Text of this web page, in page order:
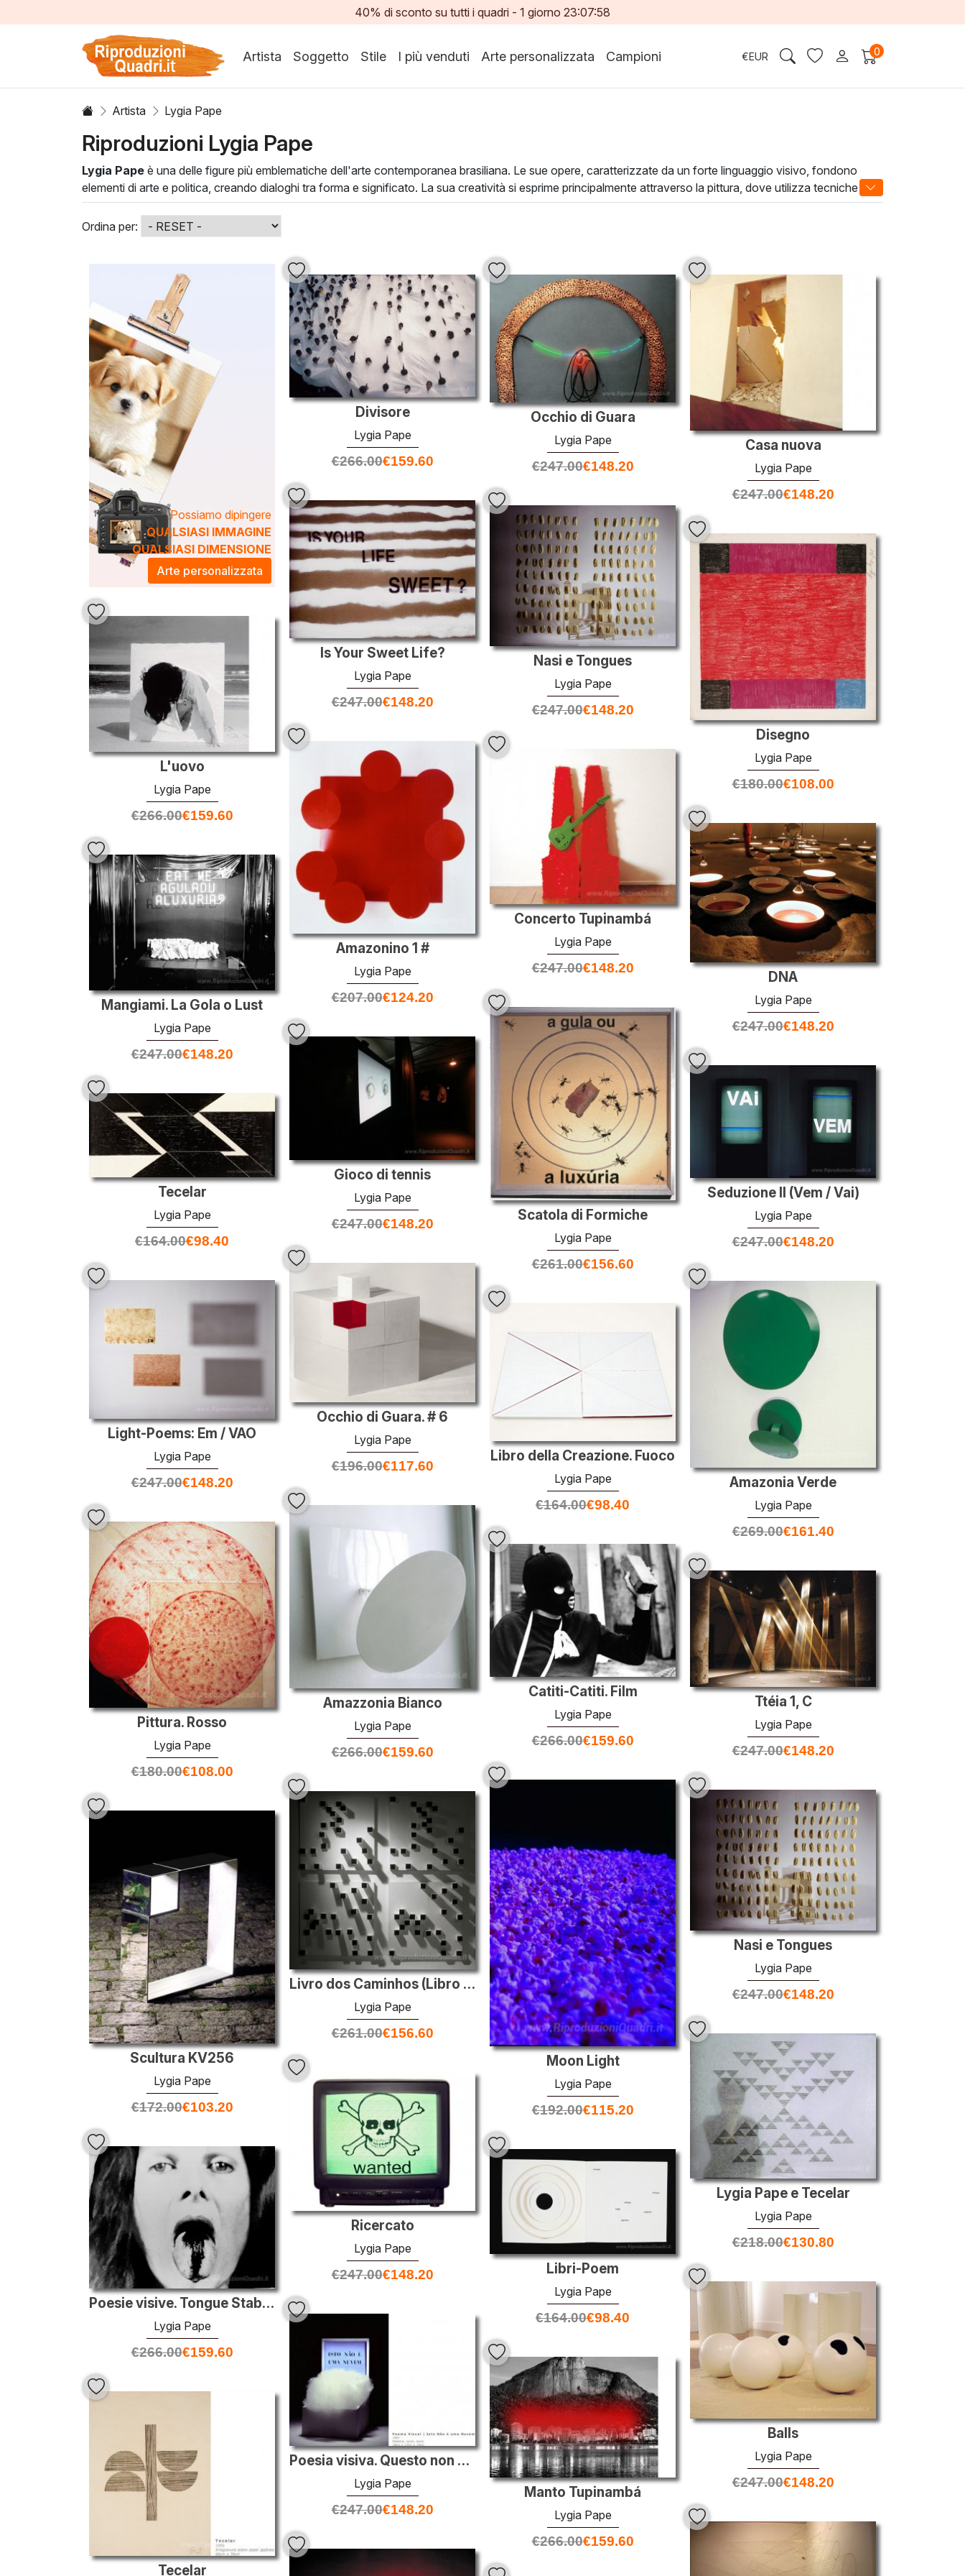
40% di sconto su tutti i quadri - 1 giorno 23:07:56
Artista Soggetto Stile I più venduti Arte personalizzata Campioni €EUR 0
Artista Lygia Pape
Riproduzioni Lygia Pape
Lygia Pape è una delle figure più emblematiche dell'arte contemporanea brasiliana. Le sue opere, caratterizzate da un forte linguaggio visivo, fondono
elementi di arte e politica, creando dialoghi tra forma e significato. La sua creatività si esprime principalmente attraverso la pittura, dove utilizza tecniche
innovative e materiali non convenzionali, rendendo ogni opera un'esperienza sensoriale unica.
Lepitture di Lygia Pape
sono capaci di trasformare qualsiasi spazio, infondendo un'atmosfera di intimità e riflessione. La sua estetica dinamica non solo
arricchisce l'ambiente, ma invita anche gli osservatori a esplorare tematiche profonde legate all'identità e alla cultura. Scopri come queste straordinarie
opere possono dare vita, personalità e un tocco di avanguardia al tuo ambiente.
Ordina per:
Possiamo dipingere
QUALSIASI IMMAGINE
QUALSIASI DIMENSIONE
Arte personalizzata
Divisore
Lygia Pape
€266.00€159.60
Occhio di Guara
Lygia Pape
€247.00€148.20
Casa nuova
Lygia Pape
€247.00€148.20
Is Your Sweet Life?
Lygia Pape
€247.00€148.20
Nasi e Tongues
Lygia Pape
€247.00€148.20
Disegno
Lygia Pape
€180.00€108.00
L'uovo
Lygia Pape
€266.00€159.60
Amazonino 1 #
Lygia Pape
€207.00€124.20
Concerto Tupinambá
Lygia Pape
€247.00€148.20
DNA
Lygia Pape
€247.00€148.20
Mangiami. La Gola o Lust
Lygia Pape
€247.00€148.20
Scatola di Formiche
Lygia Pape
€261.00€156.60
Gioco di tennis
Lygia Pape
€247.00€148.20
Seduzione II (Vem / Vai)
Lygia Pape
€247.00€148.20
Tecelar
Lygia Pape
€164.00€98.40
Occhio di Guara. # 6
Lygia Pape
€196.00€117.60
Light-Poems: Em / VAO
Lygia Pape
€247.00€148.20 Amazonia Verde
Lygia Pape
€269.00€161.40
Libro della Creazione. Fuoco
Lygia Pape
€164.00€98.40
Amazzonia Bianco
Lygia Pape
€266.00€159.60
Pittura. Rosso
Lygia Pape
€180.00€108.00
Catiti-Catiti. Film
Lygia Pape
€266.00€159.60
Ttéia 1, C
Lygia Pape
€247.00€148.20
Moon Light
Lygia Pape
€192.00€115.20
Nasi e Tongues
Lygia Pape
€247.00€148.20
Livro dos Caminhos (Libro dei tracciati)
Lygia Pape
€261.00€156.60
Scultura KV256
Lygia Pape
€172.00€103.20
Lygia Pape e Tecelar
Lygia Pape
€218.00€130.80
Ricercato
Lygia Pape
€247.00€148.20
Poesie visive. Tongue Stabbed
Lygia Pape
€266.00€159.60
Libri-Poem
Lygia Pape
€164.00€98.40
Balls
Lygia Pape
€247.00€148.20
Poesia visiva. Questo non è un Nube
Lygia Pape
€247.00€148.20
Manto Tupinambá
Lygia Pape
€266.00€159.60
Tecelar